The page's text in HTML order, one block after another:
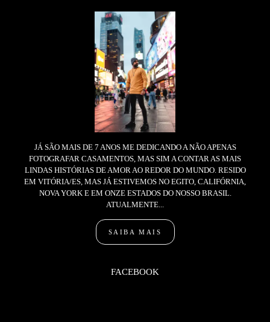
JÁ SÃO MAIS DE 7 ANOS ME DEDICANDO A NÃO APENAS
FOTOGRAFAR CASAMENTOS, MAS SIM A CONTAR AS MAIS
LINDAS HISTÓRIAS DE AMOR AO REDOR DO MUNDO. RESIDO
EM VITÓRIA/ES, MAS JÁ ESTIVEMOS NO EGITO, CALIFÓRNIA,
NOVA YORK E EM ONZE ESTADOS DO NOSSO BRASIL.
ATUALMENTE...
SAIBA MAIS
FACEBOOK